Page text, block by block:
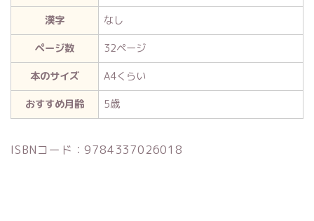
漢字
なし
ページ数
32ページ
本のサイズ
A4くらい
おすすめ月齢
5歳
ISBNコード：9784337026018